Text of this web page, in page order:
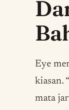
Eye
kiasan.
mata